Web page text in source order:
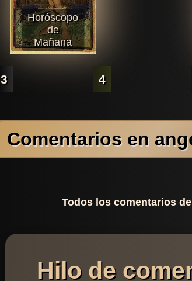
Horóscopo
de
Mañana
3 4
Comentarios en
Todos los comentarios
Hilo de